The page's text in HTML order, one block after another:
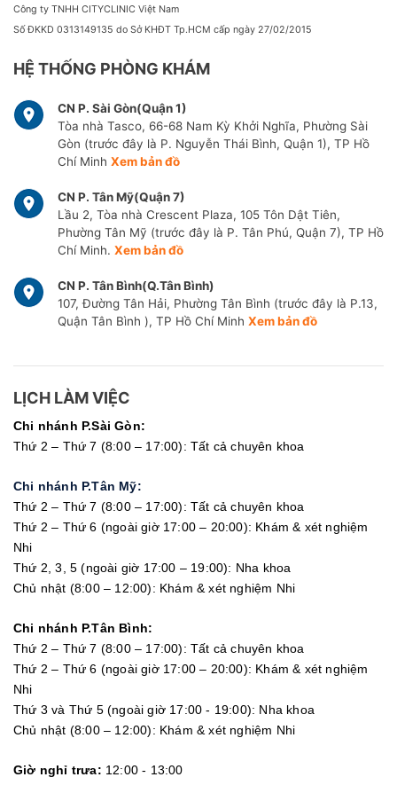
Công ty TNHH CITYCLINIC Việt Nam
Số ĐKKD 0313149135 do Sở KHĐT Tp.HCM cấp ngày 27/02/2015
HỆ THỐNG PHÒNG KHÁM
CN P. Sài Gòn(Quận 1)
Tòa nhà Tasco, 66-68 Nam Kỳ Khởi Nghĩa, Phường Sài
Gòn (trước đây là P. Nguyễn Thái Bình, Quận 1), TP Hồ
Chí Minh Xem bản đồ
CN P. Tân Mỹ(Quận 7)
Lầu 2, Tòa nhà Crescent Plaza, 105 Tôn Dật Tiên,
Phường Tân Mỹ (trước đây là P. Tân Phú, Quận 7), TP Hồ
Chí Minh. Xem bản đồ
CN P. Tân Bình(Q.Tân Bình)
107, Đường Tân Hải, Phường Tân Bình (trước đây là P.13,
Quận Tân Bình ), TP Hồ Chí Minh Xem bản đồ
LỊCH LÀM VIỆC
Chi nhánh P.Sài Gòn:
Thứ 2 – Thứ 7 (8:00 – 17:00): Tất cả chuyên khoa
Chi nhánh P.Tân Mỹ:
Thứ 2 – Thứ 7 (8:00 – 17:00): Tất cả chuyên khoa
Thứ 2 – Thứ 6 (ngoài giờ 17:00 – 20:00): Khám & xét nghiệm
Nhi
Thứ 2, 3, 5 (ngoài giờ 17:00 – 19:00): Nha khoa
Chủ nhật (8:00 – 12:00): Khám & xét nghiệm Nhi
Chi nhánh P.Tân Bình:
Thứ 2 – Thứ 7 (8:00 – 17:00): Tất cả chuyên khoa
Thứ 2 – Thứ 6 (ngoài giờ 17:00 – 20:00): Khám & xét nghiệm
Nhi
Thứ 3 và Thứ 5 (ngoài giờ 17:00 - 19:00): Nha khoa
Chủ nhật (8:00 – 12:00): Khám & xét nghiệm Nhi
Giờ nghỉ trưa: 12:00 - 13:00